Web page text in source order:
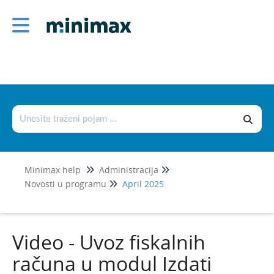
Minimax help
Administracija
Novosti u programu
April 2025
Šifarnici
Podešavanje štampe i numerisanje
dokumenata
Jul 2026
April 2026
Mart 2026
Video - Uvoz fiskalnih
računa u modul Izdati